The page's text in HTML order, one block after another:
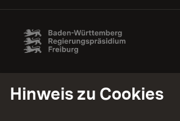
Hinweis zu Cookies